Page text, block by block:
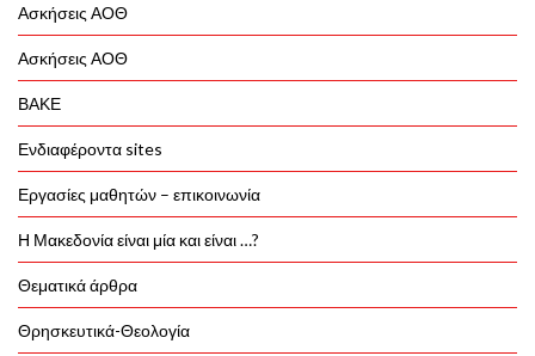
Ασκήσεις ΑΟΘ
Ασκήσεις ΑΟΘ
ΒΑΚΕ
Ενδιαφέροντα sites
Εργασίες μαθητών – επικοινωνία
Η Μακεδονία είναι μία και είναι …?
Θεματικά άρθρα
Θρησκευτικά-Θεολογία